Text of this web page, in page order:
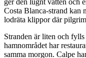
ger den lugnt vatten och
Costa Blanca-strand kan
lodräta klippor där
Stranden är liten och
hamnområdet har
samma morgon. Calpe